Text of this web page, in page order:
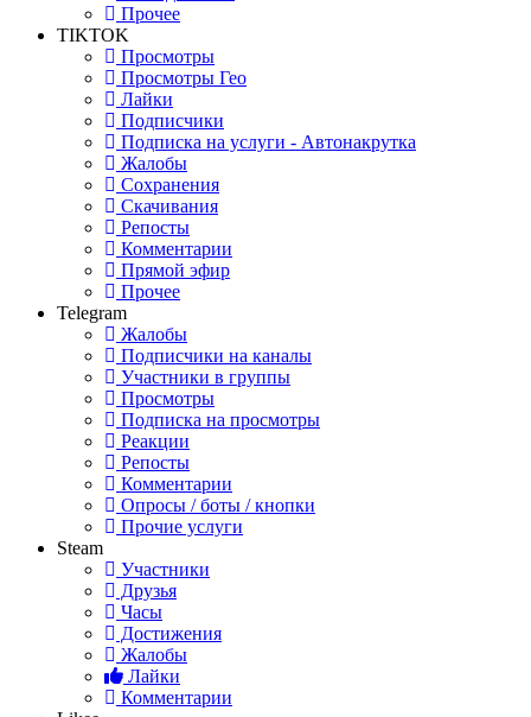
Прочее
TIKTOK
Просмотры
Просмотры Гео
Лайки
Подписчики
Подписка на услуги - Автонакрутка
Жалобы
Сохранения
Скачивания
Репосты
Комментарии
Прямой эфир
Прочее
Telegram
Жалобы
Подписчики на каналы
Участники в группы
Просмотры
Подписка на просмотры
Реакции
Репосты
Комментарии
Опросы / боты / кнопки
Прочие услуги
Steam
Участники
Друзья
Часы
Достижения
Жалобы
Лайки
Комментарии